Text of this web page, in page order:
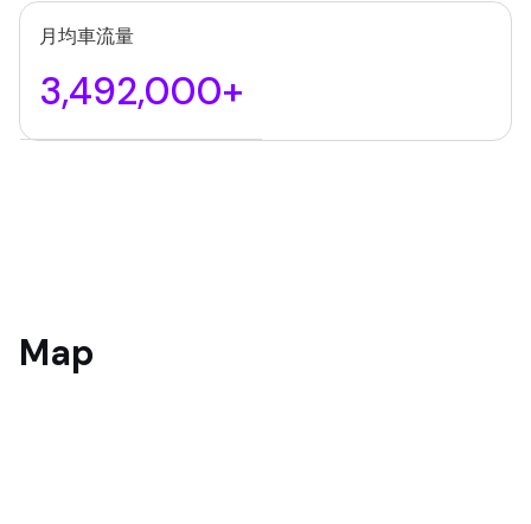
月均車流量
3,492,000+
Map